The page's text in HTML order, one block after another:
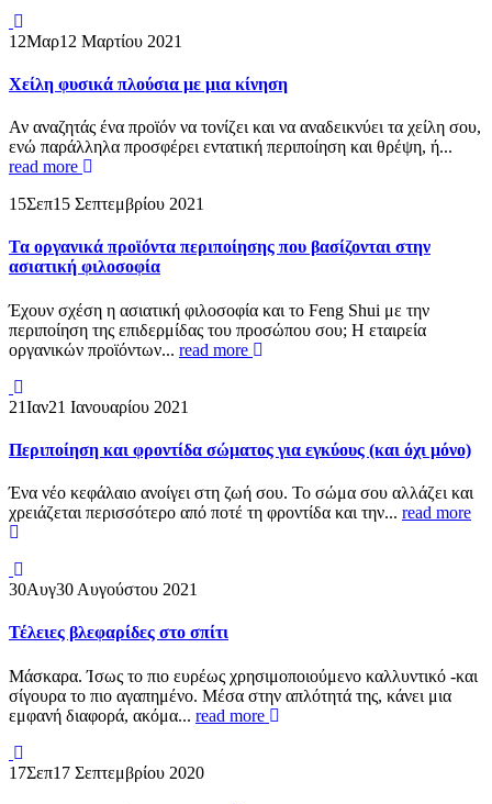
12Μαρ12 Μαρτίου 2021
Χείλη φυσικά πλούσια με μια κίνηση
Αν αναζητάς ένα προϊόν να τονίζει και να αναδεικνύει τα χείλη σου,
ενώ παράλληλα προσφέρει εντατική περιποίηση και θρέψη, ή...
read more
15Σεπ15 Σεπτεμβρίου 2021
Τα οργανικά προϊόντα περιποίησης που βασίζονται στην
ασιατική φιλοσοφία
Έχουν σχέση η ασιατική φιλοσοφία και το Feng Shui με την
περιποίηση της επιδερμίδας του προσώπου σου; H εταιρεία
οργανικών προϊόντων... read more
21Ιαν21 Ιανουαρίου 2021
Περιποίηση και φροντίδα σώματος για εγκύους (και όχι μόνο)
Ένα νέο κεφάλαιο ανοίγει στη ζωή σου. Το σώμα σου αλλάζει και
χρειάζεται περισσότερο από ποτέ τη φροντίδα και την... read more
30Αυγ30 Αυγούστου 2021
Τέλειες βλεφαρίδες στο σπίτι
Μάσκαρα. Ίσως το πιο ευρέως χρησιμοποιούμενο καλλυντικό -και
σίγουρα το πιο αγαπημένο. Μέσα στην απλότητά της, κάνει μια
εμφανή διαφορά, ακόμα... read more
17Σεπ17 Σεπτεμβρίου 2020